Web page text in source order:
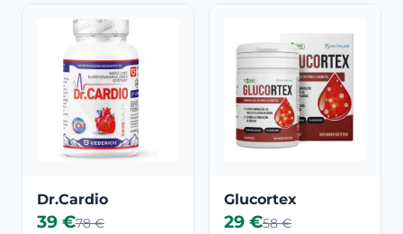
Dr.Cardio
39 €78 €
Glucortex
29 €58 €